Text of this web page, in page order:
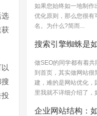
选
投
如果您始终如一地制作
优化原则，那么您很有
名。为什么?简而...
搜索引擎蜘蛛是
做SEO的同学都有着
到首页，其实做网站很
建，难的是网站优化，
里我就不详细介绍了，
企业网站结构：